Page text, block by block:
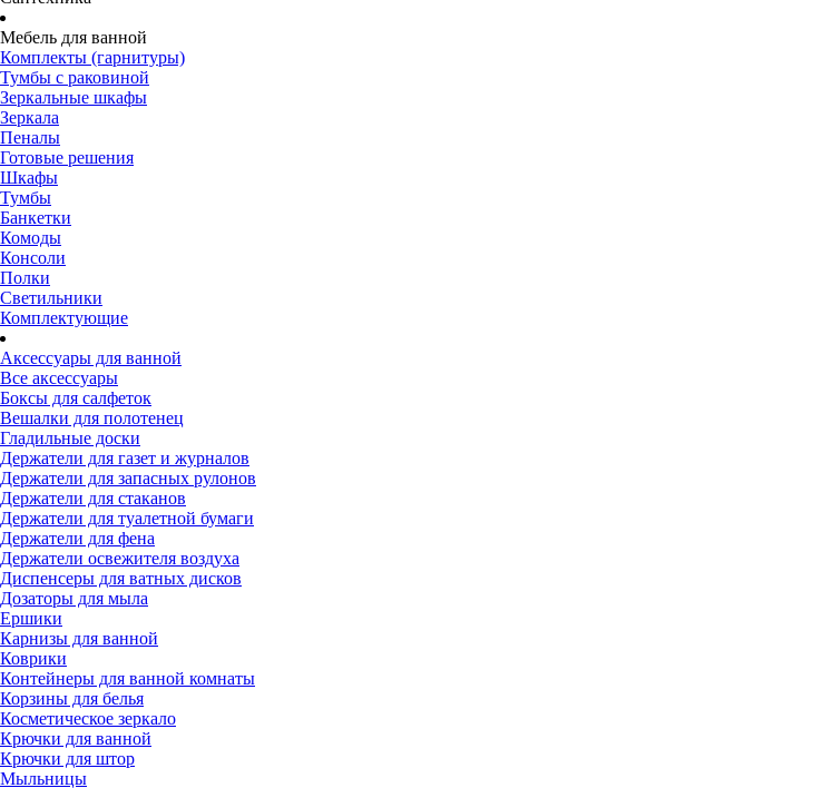
Мебель для ванной
Комплекты (гарнитуры)
Тумбы с раковиной
Зеркальные шкафы
Зеркала
Пеналы
Готовые решения
Шкафы
Тумбы
Банкетки
Комоды
Консоли
Полки
Светильники
Комплектующие
Аксессуары для ванной
Все аксессуары
Боксы для салфеток
Вешалки для полотенец
Гладильные доски
Держатели для газет и журналов
Держатели для запасных рулонов
Держатели для стаканов
Держатели для туалетной бумаги
Держатели для фена
Держатели освежителя воздуха
Диспенсеры для ватных дисков
Дозаторы для мыла
Ершики
Карнизы для ванной
Коврики
Контейнеры для ванной комнаты
Корзины для белья
Косметическое зеркало
Крючки для ванной
Крючки для штор
Мыльницы